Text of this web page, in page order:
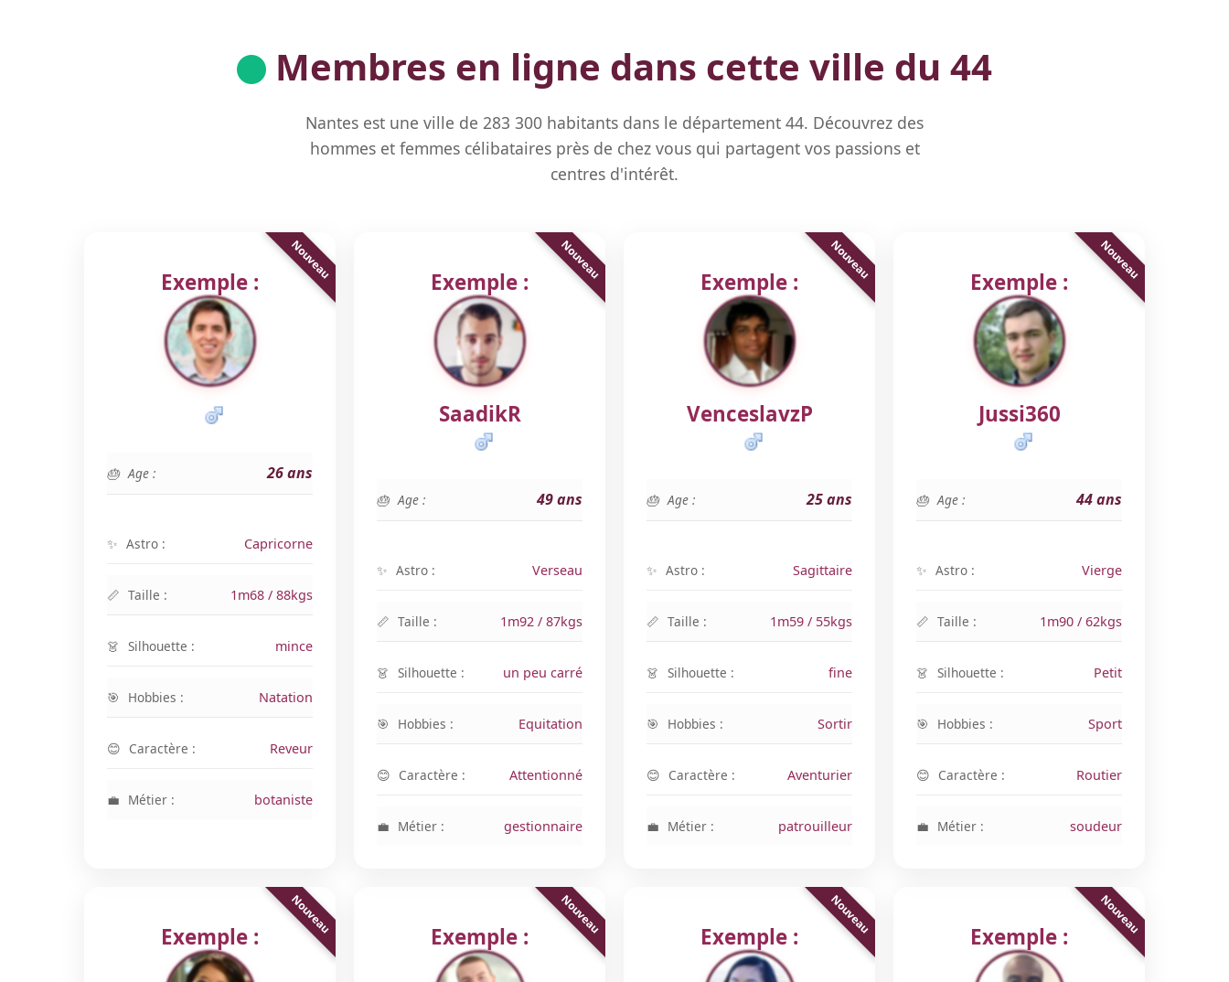
Membres en ligne dans cette ville du 44
Nantes est une ville de 283 300 habitants dans le département 44. Découvrez des
hommes et femmes célibataires près de chez vous qui partagent vos passions et
centres d'intérêt.
Exemple :
Age : 26 ans
Astro : Capricorne
Taille : 1m68 / 88kgs
Silhouette : mince
Hobbies : Natation
Caractère : Reveur
Métier : botaniste
Exemple :
SaadikR
Age : 49 ans
Astro : Verseau
Taille : 1m92 / 87kgs
Silhouette : un peu carré
Hobbies : Equitation
Caractère : Attentionné
Métier : gestionnaire
Exemple :
VenceslavzP
Age : 25 ans
Astro : Sagittaire
Taille : 1m59 / 55kgs
Silhouette : fine
Hobbies : Sortir
Caractère : Aventurier
Métier : patrouilleur
Exemple :
Jussi360
Age : 44 ans
Astro : Vierge
Taille : 1m90 / 62kgs
Silhouette : Petit
Hobbies : Sport
Caractère : Routier
Métier : soudeur
Exemple : Exemple : Exemple : Exemple :